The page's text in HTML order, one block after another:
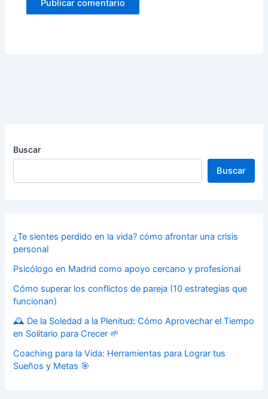
Buscar
Buscar
¿Te sientes perdido en la vida? cómo afrontar una crisis
personal
Psicólogo en Madrid como apoyo cercano y profesional
Cómo superar los conflictos de pareja (10 estrategias que
funcionan)
🕰️ De la Soledad a la Plenitud: Cómo Aprovechar el Tiempo
en Solitario para Crecer 🌱
Coaching para la Vida: Herramientas para Lograr tus
Sueños y Metas 🎯